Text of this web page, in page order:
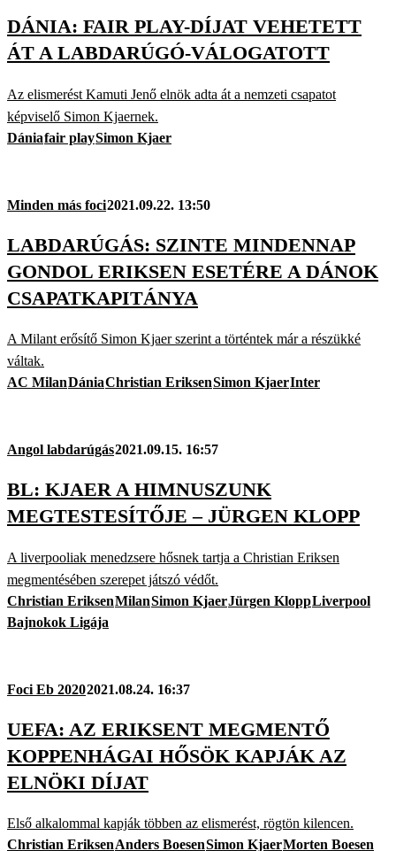
DÁNIA: FAIR PLAY-DÍJAT VEHETETT
ÁT A LABDARÚGÓ-VÁLOGATOTT
Az elismerést Kamuti Jenő elnök adta át a nemzeti csapatot
képviselő Simon Kjaernek.
Dániafair playSimon Kjaer
Minden más foci2021.09.22. 13:50
LABDARÚGÁS: SZINTE MINDENNAP
GONDOL ERIKSEN ESETÉRE A DÁNOK
CSAPATKAPITÁNYA
A Milant erősítő Simon Kjaer szerint a történtek már a részükké
váltak.
AC MilanDániaChristian EriksenSimon KjaerInter
Angol labdarúgás2021.09.15. 16:57
BL: KJAER A HIMNUSZUNK
MEGTESTESÍTŐJE – JÜRGEN KLOPP
A liverpooliak menedzsere hősnek tartja a Christian Eriksen
megmentésében szerepet játszó védőt.
Christian EriksenMilanSimon KjaerJürgen KloppLiverpool
Bajnokok Ligája
Foci Eb 20202021.08.24. 16:37
UEFA: AZ ERIKSENT MEGMENTŐ
KOPPENHÁGAI HŐSÖK KAPJÁK AZ
ELNÖKI DÍJAT
Első alkalommal kapják többen az elismerést, rögtön kilencen.
Christian EriksenAnders BoesenSimon KjaerMorten Boesen